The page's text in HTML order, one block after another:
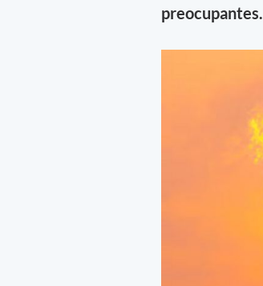
preocupantes.